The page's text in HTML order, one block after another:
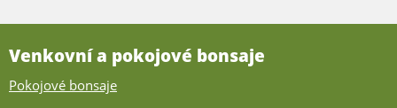
Venkovní a pokojové bonsaje
Pokojové bonsaje